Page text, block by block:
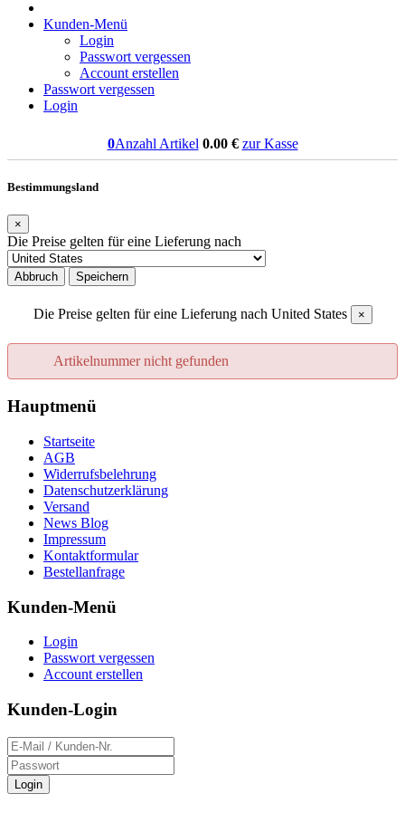
Kunden-Menü
Login
Passwort vergessen
Account erstellen
Passwort vergessen
Login
0Anzahl Artikel 0.00€ zur Kasse
Bestimmungsland
×
Die Preise gelten für eine Lieferung nach
Abbruch Speichern
Die Preise gelten für eine Lieferung nach United States ×
Artikelnummer nicht gefunden
Hauptmenü
Startseite
AGB
Widerrufsbelehrung
Datenschutzerklärung
Versand
News Blog
Impressum
Kontaktformular
Bestellanfrage
Kunden-Menü
Login
Passwort vergessen
Account erstellen
Kunden-Login
Login